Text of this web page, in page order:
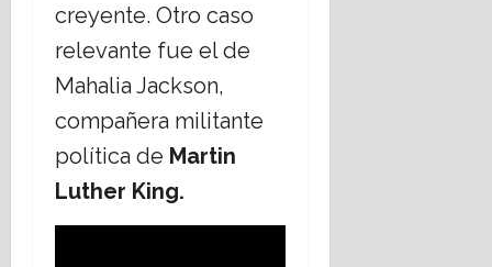
creyente. Otro caso
relevante fue el de
Mahalia Jackson,
compañera militante
política de Martin
Luther King.